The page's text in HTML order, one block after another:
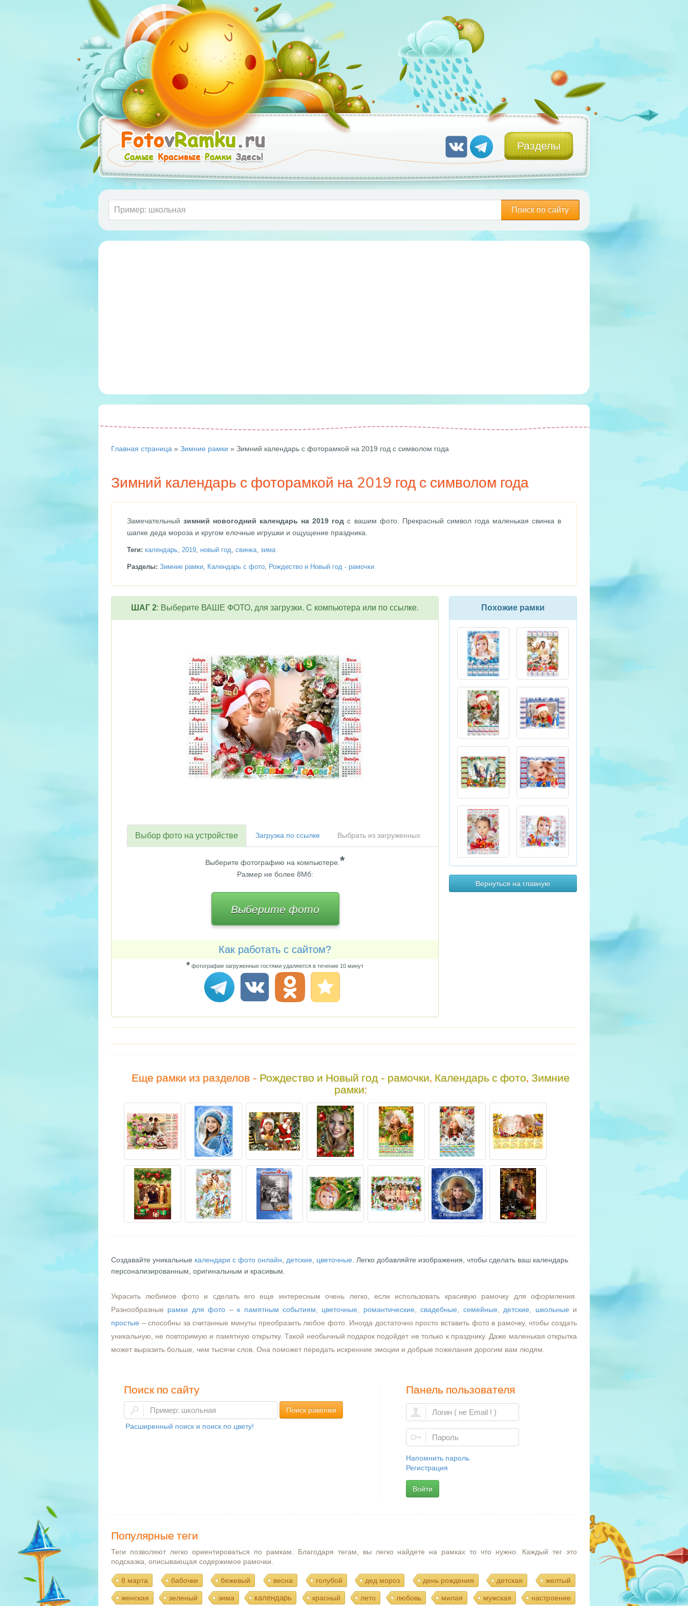
Разделы
Поиск по сайту
Главная страница » Зимние рамки » Зимний календарь с фоторамкой на 2019 год с символом года
Зимний календарь с фоторамкой на 2019 год с символом года
Замечательныйзимний новогодний календарь на 2019 год с вашим фото. Прекрасный символ года маленькая свинка в
шапке деда мороза и кругом елочные игрушки и ощущение праздника.
Теги: календарь, 2019, новый год, свинка, зима
Разделы: Зимние рамки, Календарь с фото, Рождество и Новый год - рамочки
Похожие рамки
Вернуться на главную
ШАГ 2: Выберите ВАШЕ ФОТО, для загрузки. С компьютера или по ссылке.
Выбор фото на устройстве Загрузка по ссылке Выбрать из загруженных
Выберите фотографию на компьютере. *
Размер не более 8Мб:
Выберите фото
Как работать с сайтом?
* фотографии загруженные гостями удаляются в течение 10 минут
Еще рамки из разделов - Рождество и Новый год - рамочки, Календарь с фото, Зимние
рамки:
Создавайте уникальные календари с фото онлайн детские цветочные . Легко добавляйте изображения, чтобы сделать ваш календарь
персонализированным, оригинальным и красивым.
Украсить любимое фото и сделать его еще интересным очень легко, если использовать красивую рамочку для оформления.
Разнообразные рамки для фото – к памятным событиям цветочные романтические ,свадебные семейные детские школьные и
простые – способны за считанные минуты преобразить любое фото. Иногда достаточно просто вставить фото в рамочку, чтобы создать
уникальную, не повторимую и памятную открытку. Такой необычный подарок подойдет не только к празднику. Даже маленькая открытка
может выразить больше, чем тысячи слов. Она поможет передать искренние эмоции и добрые пожелания дорогим вам людям.
Поиск по сайту
Поиск рамочки
Расширенный поиск и поиск по цвету!
Панель пользователя
Напомнить пароль
Регистрация
Войти
Популярные теги
Теги позволяют легко ориентироваться по рамкам. Благодаря тегам, вы легко найдете на рамках то что нужно. Каждый тег это
подсказка, описывающая содержимое рамочки.
8 марта бабочки бежевый весна голубой дед мороз день рождения детская желтый
женская зеленый зима календарь красный лето любовь милая мужская настроение